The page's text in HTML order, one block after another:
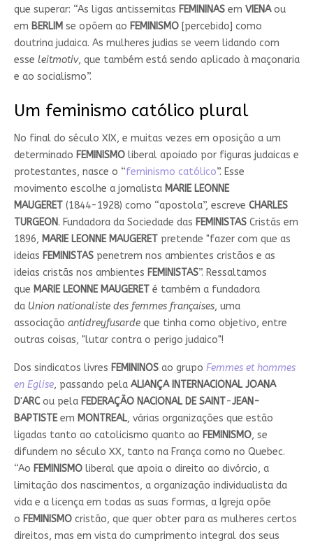
que superar: “As ligas antissemitas FEMININASem VIENAou
em BERLIM se opõem ao FEMINISMO[percebido] como
doutrina judaica. As mulheres judias se veem lidando com
esse leitmotiv, que também está sendo aplicado à maçonaria
e ao socialismo”.
Um feminismo católico plural
No final do século XIX, e muitas vezes em oposição a um
determinado FEMINISMOliberal apoiado por figuras judaicas e
protestantes, nasce o “feminismo católico”. Esse
movimento escolhe a jornalista MARIE LEONNE
MAUGERET(1844-1928) como “apostola”, escreve CHARLES
TURGEON. Fundadora da Sociedade das FEMINISTASCristãs em
1896, MARIE LEONNE MAUGERETpretende "fazer com que as
ideias FEMINISTASpenetrem nos ambientes cristãos e as
ideias cristãs nos ambientes FEMINISTAS”. Ressaltamos
que MARIE LEONNE MAUGERETé também a fundadora
da Union nationaliste des femmes françaises, uma
associação antidreyfusardeque tinha como objetivo, entre
outras coisas, "lutar contra o perigo judaico"!
Dos sindicatos livres FEMININOSao grupo Femmes et hommes
en Eglise, passando pela ALIANÇA INTERNACIONAL JOANA
D'ARCou pela FEDERAÇÃO NACIONAL DE SAINT-JEAN-
BAPTISTEem MONTREAL, várias organizações que estão
ligadas tanto ao catolicismo quanto ao FEMINISMO, se
difundem no século XX, tanto na França como no Quebec.
“Ao FEMINISMOliberal que apoia o direito ao divórcio, a
limitação dos nascimentos, a organização individualista da
vida e a licença em todas as suas formas, a Igreja opõe
o FEMINISMOcristão, que quer obter para as mulheres certos
direitos, mas em vista do cumprimento integral dos seus